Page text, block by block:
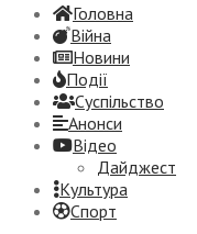
Головна
Війна
Новини
Події
Суспiльство
Анонси
Відео
Дайджест
Культура
Спорт